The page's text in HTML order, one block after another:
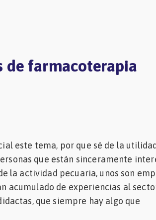
de farmacoterapia
este tema, por que sé de la
que están sinceramente
la actividad pecuaria, unos son
acumulado de experiencias al
que siempre hay algo que